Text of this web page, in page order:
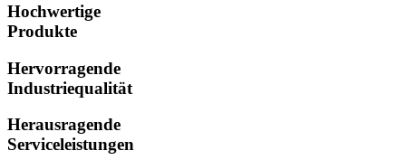
Hochwertige
Produkte
Hervorragende
Industriequalität
Herausragende
Serviceleistungen